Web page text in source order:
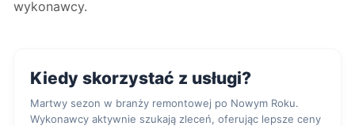
wykonawcy.
Kiedy skorzystać z usługi?
Martwy sezon w branży remontowej po Nowym Roku.
Wykonawcy aktywnie szukają zleceń, oferując lepsze ceny